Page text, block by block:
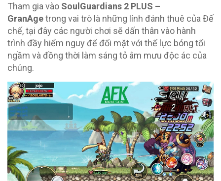
Tham gia vào SoulGuardians 2 PLUS –
GranAgetrong vai trò là những lính đánh thuê của Đế
chế, tại đây các người chơi sẽ dấn thân vào hành
trình đầy hiểm nguy để đối mặt với thế lực bóng tối
ngầm và đồng thời làm sáng tỏ âm mưu độc ác của
chúng.